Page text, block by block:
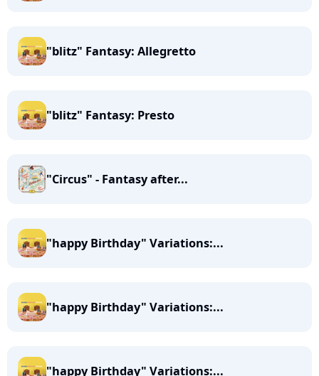
"blitz" Fantasy: Allegretto
"blitz" Fantasy: Presto
"Circus" - Fantasy after...
"happy Birthday" Variations:...
"happy Birthday" Variations:...
"happy Birthday" Variations:...